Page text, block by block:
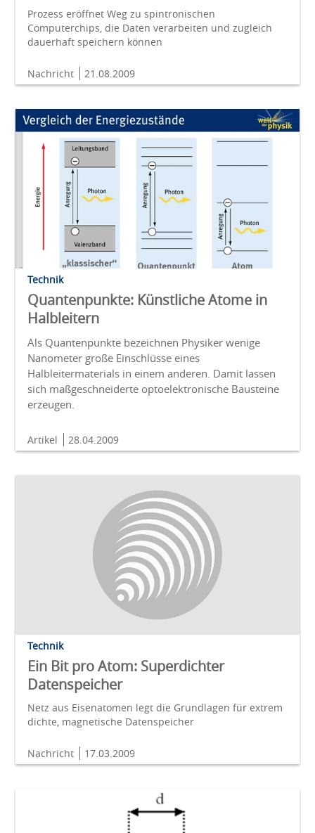
Prozess eröffnet Weg zu spintronischen
Computerchips, die Daten verarbeiten und zugleich
dauerhaft speichern können
Nachricht 21.08.2009
Technik
Quantenpunkte: Künstliche Atome in
Halbleitern
Als Quantenpunkte bezeichnen Physiker wenige
Nanometer große Einschlüsse eines
Halbleitermaterials in einem anderen. Damit lassen
sich maßgeschneiderte optoelektronische Bausteine
erzeugen.
Artikel 28.04.2009
Technik
Ein Bit pro Atom: Superdichter
Datenspeicher
Netz aus Eisenatomen legt die Grundlagen für extrem
dichte, magnetische Datenspeicher
Nachricht 17.03.2009